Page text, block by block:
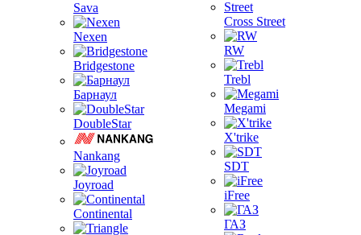
Sava
Nexen
Bridgestone
Барнаул
DoubleStar
Nankang
Joyroad
Continental
Cross Street
RW
Trebl
Megami
X'trike
SDT
iFree
ГАЗ